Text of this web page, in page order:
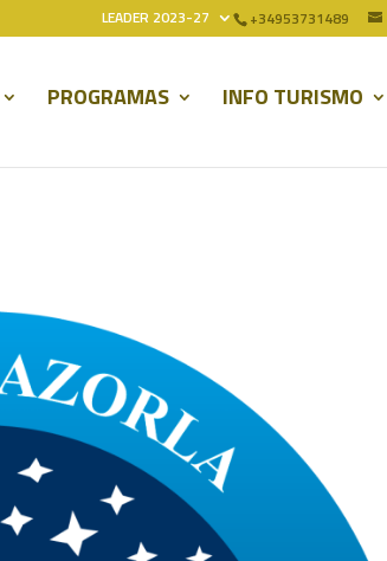
+34953731489
LEADER 2023-27
PROGRAMAS INFO TURISMO